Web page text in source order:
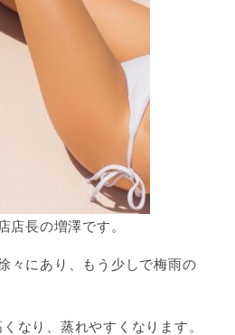
店長の増澤です。
々にあり、もう少しで梅雨の
なり、蒸れやすくなります。